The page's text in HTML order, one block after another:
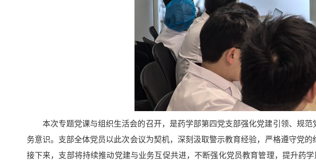
本次专题党课与组织生活会的召开，是药学部第四党支部强化党建引领、规
务意识。支部全体党员以此次会议为契机，深刻汲取警示教育经验，严格遵守党
接下来，支部将持续推动党建与业务互促共进，不断强化党员教育管理，提升药